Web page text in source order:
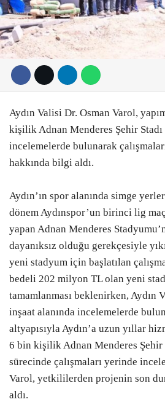
Aydın Valisi Dr. Osman Varol,
kişilik Adnan Menderes Şehir Stadı
incelemelerde bulunarak
hakkında bilgi aldı.
Aydın’ın spor alanında simge
dönem Aydınspor’un birinci lig
yapan Adnan Menderes
dayanıksız olduğu gerekçesiyle
yeni stadyum için başlatılan
bedeli 202 milyon TL olan yeni
tamamlanması beklenirken, Aydın
inşaat alanında incelemelerde
altyapısıyla Aydın’a uzun yıllar
6 bin kişilik Adnan Menderes Şehir
sürecinde çalışmaları yerinde
Varol, yetkililerden projenin son
aldı.